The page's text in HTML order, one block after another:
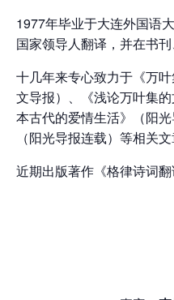
1977年毕业于大连外国语
国家领导人翻译，并在书
十几年来专心致力于《万
文导报）、《浅论万叶集
本古代的爱情生活》（阳
（阳光导报连载）等相关文
近期出版著作《格律诗词翻